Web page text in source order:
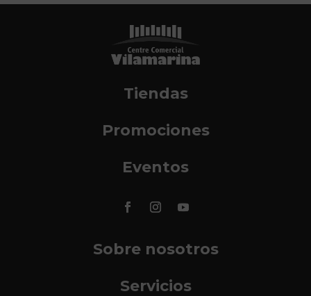
Tiendas
Promociones
Eventos
Sobre nosotros
Servicios